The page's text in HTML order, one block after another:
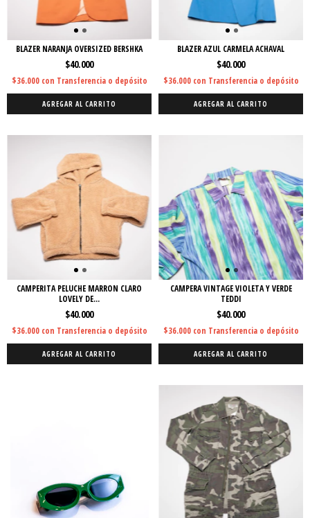
BLAZER NARANJA OVERSIZED BERSHKA
$40.000
$36.000 con Transferencia o depósito
AGREGAR AL CARRITO
BLAZER AZUL CARMELA ACHAVAL
$40.000
$36.000 con Transferencia o depósito
AGREGAR AL CARRITO
CAMPERITA PELUCHE MARRON CLARO
LOVELY DE...
$40.000
$36.000 con Transferencia o depósito
AGREGAR AL CARRITO
CAMPERA VINTAGE VIOLETA Y VERDE
TEDDI
$40.000
$36.000 con Transferencia o depósito
AGREGAR AL CARRITO